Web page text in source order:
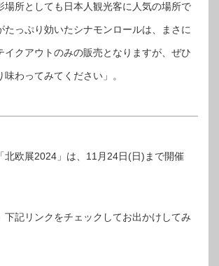
場所としても日本人観光客に人気の場所で
たっぷり効いたシナモンロールは、まさに
イクアウトのみの販売となりますが、ぜひ
わってみてください」。
北欧展2024」は、11月24日(日)まで開催
下記リンクをチェックしてお出かけしてみ